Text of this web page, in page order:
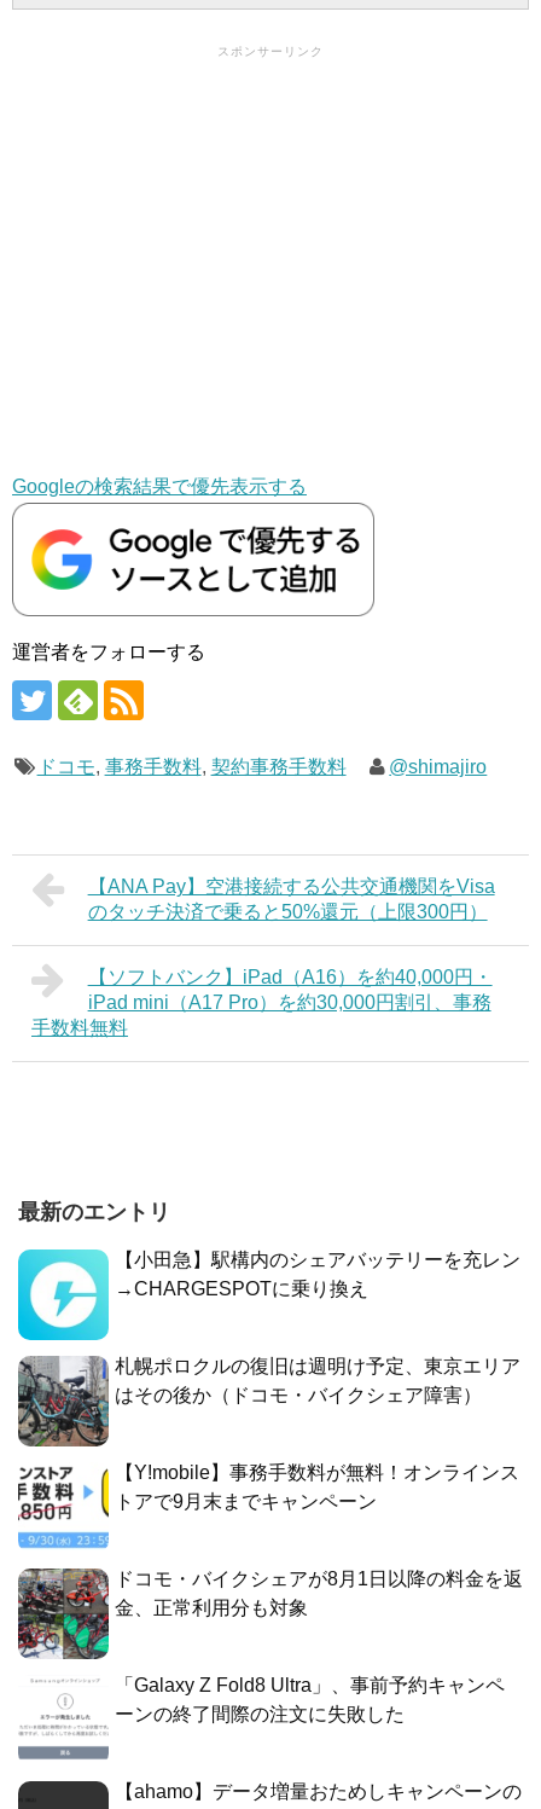
スポンサーリンク
Googleの検索結果で優先表示する
運営者をフォローする
ドコモ, 事務手数料, 契約事務手数料 @shimajiro
【ANA Pay】空港接続する公共交通機関をVisa
のタッチ決済で乗ると50%還元（上限300円）
【ソフトバンク】iPad（A16）を約40,000円・
iPad mini（A17 Pro）を約30,000円割引、事務
手数料無料
最新のエントリ
【小田急】駅構内のシェアバッテリーを充レン
→CHARGESPOTに乗り換え
札幌ポロクルの復旧は週明け予定、東京エリア
はその後か（ドコモ・バイクシェア障害）
【Y!mobile】事務手数料が無料！オンラインス
トアで9月末までキャンペーン
ドコモ・バイクシェアが8月1日以降の料金を返
金、正常利用分も対象
「Galaxy Z Fold8 Ultra」、事前予約キャンペ
ーンの終了間際の注文に失敗した
【ahamo】データ増量おためしキャンペーンの